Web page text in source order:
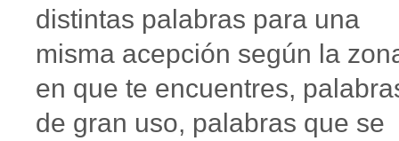
distintas palabras para una
misma acepción según la
en que te encuentres,
de gran uso, palabras que se